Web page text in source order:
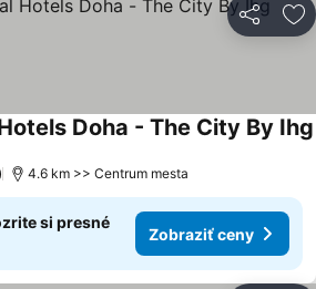
Zdieľať
Doha - The City By Ihg
4.6 km >> Centrum mesta
si presné
Zobraziť ceny